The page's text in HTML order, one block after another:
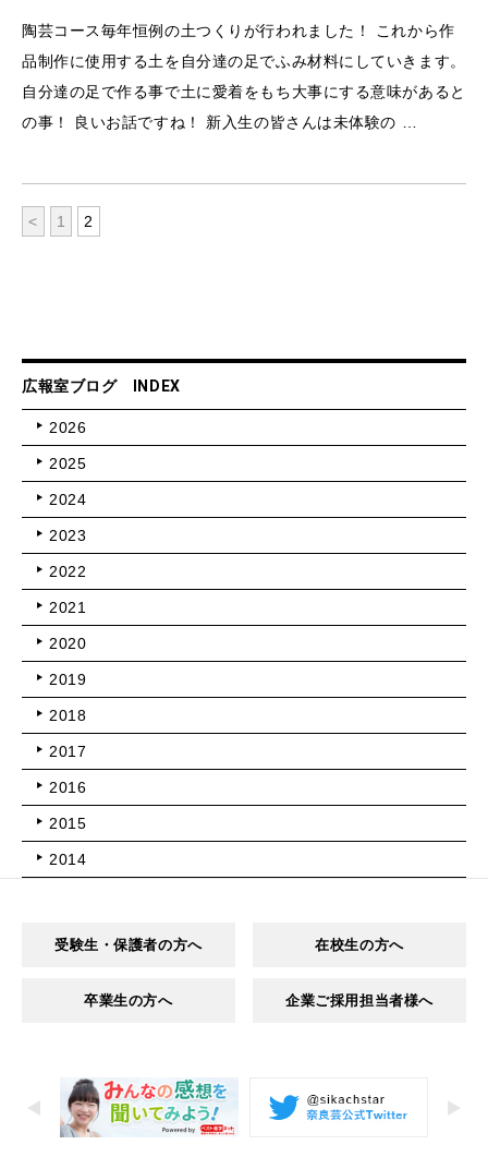
陶芸コース毎年恒例の土つくりが行われました！ これから作
品制作に使用する土を自分達の足でふみ材料にしていきます。
自分達の足で作る事で土に愛着をもち大事にする意味があると
の事！ 良いお話ですね！ 新入生の皆さんは未体験の …
< 1 2
広報室ブログ INDEX
2026
2025
2024
2023
2022
2021
2020
2019
2018
2017
2016
2015
2014
受験生・保護者の方へ 在校生の方へ
卒業生の方へ 企業ご採用担当者様へ